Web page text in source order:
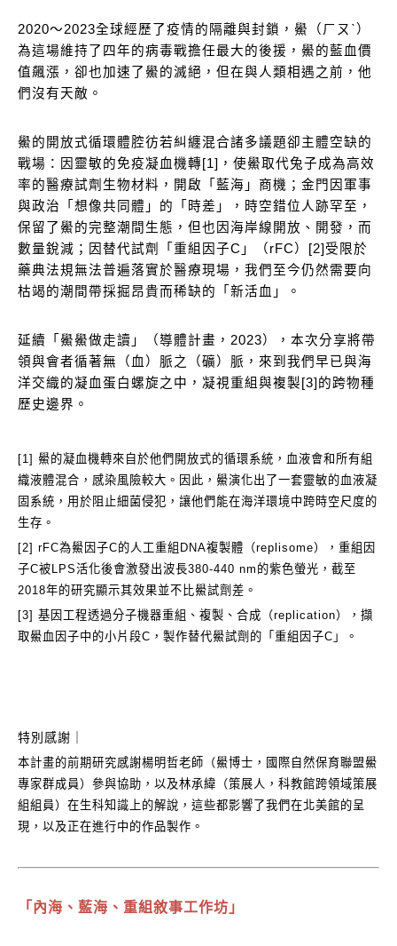
2020～2023全球經歷了疫情的隔離與封鎖，鱟（ㄏㄡˋ）
為這場維持了四年的病毒戰擔任最大的後援，鱟的藍血價
值飆漲，卻也加速了鱟的滅絕，但在與人類相遇之前，他
們沒有天敵。
鱟的開放式循環體腔彷若糾纏混合諸多議題卻主體空缺的
戰場：因靈敏的免疫凝血機轉[1]，使鱟取代兔子成為高效
率的醫療試劑生物材料，開啟「藍海」商機；金門因軍事
與政治「想像共同體」的「時差」，時空錯位人跡罕至，
保留了鱟的完整潮間生態，但也因海岸線開放、開發，而
數量銳減；因替代試劑「 重組因子C 」（rFC）[2]受限於
藥典法規無法普遍落實於醫療現場，我們至今仍然需要向
枯竭的潮間帶採掘昂貴而稀缺的「新活血」。
延續「鱟鱟做走讀」（導體計畫，2023），本次分享將帶
領與會者循著無（血）脈之（礦）脈，來到我們早已與海
洋交織的凝血蛋白螺旋之中，凝視重組與複製[3]的跨物種
歷史邊界。
[1] 鱟的凝血機轉來自於他們開放式的循環系統，血液會和所有組
織液體混合，感染風險較大。因此，鱟演化出了一套靈敏的血液凝
固系統，用於阻止細菌侵犯，讓他們能在海洋環境中跨時空尺度的
生存。
[2] rFC為鱟因子C的人工重組DNA複製體（replisome），重組因
子C被LPS活化後會激發出波長380-440 nm的紫色螢光，截至
2018年的研究顯示其效果並不比鱟試劑差。
[3] 基因工程透過分子機器重組、複製、合成（replication），擷
取鱟血因子中的小片段C，製作替代鱟試劑的「重組因子C」。
特別感謝｜
本計畫的前期研究感謝楊明哲老師（鱟博士，國際自然保育聯盟鱟
專家群成員）參與協助，以及林承緯（策展人，科教館跨領域策展
組組員）在生科知識上的解說，這些都影響了我們在北美館的呈
現，以及正在進行中的作品製作。
「 內海、藍海、重組敘事工作坊 」